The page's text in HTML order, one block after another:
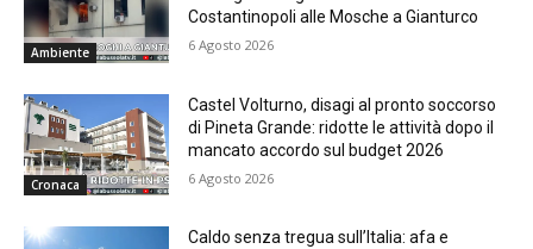
Ambiente
Costantinopoli alle Mosche a Gianturco
6 Agosto 2026
Cronaca
Castel Volturno, disagi al pronto soccorso
di Pineta Grande: ridotte le attività dopo il
mancato accordo sul budget 2026
6 Agosto 2026
Caldo senza tregua sull’Italia: afa e